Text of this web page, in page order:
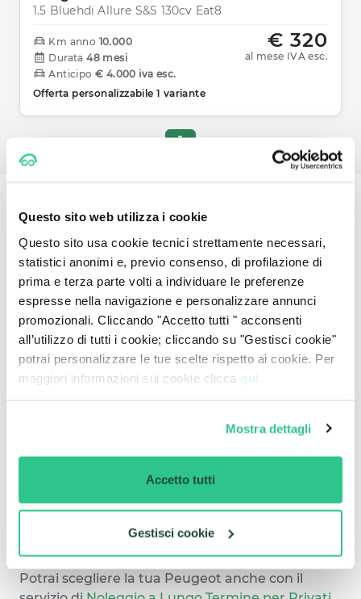
Questo sito web utilizza i cookie
Questo sito usa cookie tecnici strettamente necessari,
statistici anonimi e, previo consenso, di profilazione di
prima e terza parte volti a individuare le preferenze
espresse nella navigazione e personalizzare annunci
promozionali. Cliccando "Accetto tutti " acconsenti
all’utilizzo di tutti i cookie; cliccando su "Gestisci cookie"
potrai personalizzare le tue scelte rispetto ai cookie. Per
maggiori informazioni sui cookie clicca qui.
Mostra dettagli
Accetto tutti
Gestisci cookie
1.5 Bluehdi Allure S&s 130cv Eat8
€ 320
al mese IVA esc.
Km anno 10.000
Durata 48 mesi
Anticipo € 4.000 iva esc.
Offerta personalizzabile 1 variante
1
una Peugeot per la tua
convenienza
Peugeot è un marchio che ha fatto
dell’innovazione il suo cavallo di battaglia, una
casa automobilistica storica, che ha saputo
reinventarsi ogni volta, stando sempre un passo
più avanti.
offriamo, avrai accesso all’unicità che questi
convenienza del nostro servizio.
Offriamo servizi per tutti, a partire dal
Lungo Termine per aziende e partite IVA, che
proposta, permette di accedere a importanti
vantaggi fiscali e gestionali.
Potrai scegliere la tua Peugeot anche con il